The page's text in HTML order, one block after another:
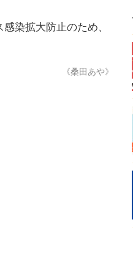
染拡大防止のため、
《桑田あや》